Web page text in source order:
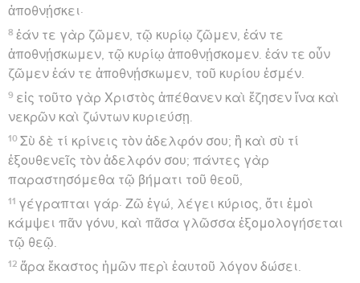
ἀποθνῄσκει·
8 ἐάν τε γὰρ ζῶμεν, τῷ κυρίῳ ζῶμεν, ἐάν τε
ἀποθνῄσκωμεν, τῷ κυρίῳ ἀποθνῄσκομεν. ἐάν τε οὖν
ζῶμεν ἐάν τε ἀποθνῄσκωμεν, τοῦ κυρίου ἐσμέν.
9 εἰς τοῦτο γὰρ Χριστὸς ἀπέθανεν καὶ ἔζησεν ἵνα καὶ
νεκρῶν καὶ ζώντων κυριεύσῃ.
10 Σὺ δὲ τί κρίνεις τὸν ἀδελφόν σου; ἢ καὶ σὺ τί
ἐξουθενεῖς τὸν ἀδελφόν σου; πάντες γὰρ
παραστησόμεθα τῷ βήματι τοῦ θεοῦ,
11 γέγραπται γάρ· Ζῶ ἐγώ, λέγει κύριος, ὅτι ἐμοὶ
κάμψει πᾶν γόνυ, καὶ πᾶσα γλῶσσα ἐξομολογήσεται
τῷ θεῷ.
12 ἄρα ἕκαστος ἡμῶν περὶ ἑαυτοῦ λόγον δώσει.